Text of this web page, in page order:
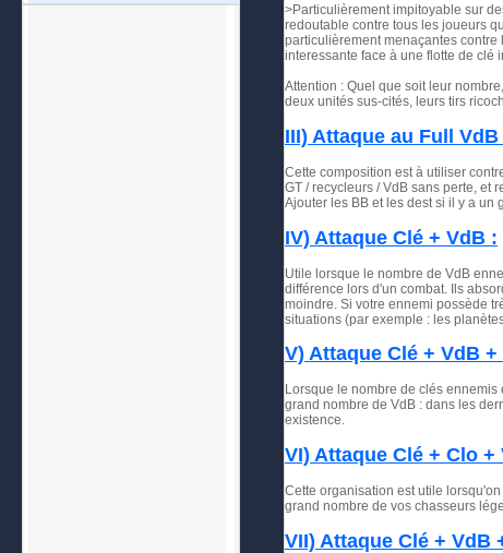
>Particulièrement impitoyable sur
redoutable contre tous les joueurs
particulièrement menaçantes
interessante face à une flotte de clé
Attention : Quel que soit leur
deux unités sus-cités, leurs tirs
III) Attaque au Full VdB
Cette composition est à utiliser
GT / recycleurs / VdB sans perte, et
Ajouter les BB et les dest si il y a un
IV) Attaque Clé + VdB :
Utile lorsque le nombre de VdB
différence lors d'un combat. Ils
moindre. Si votre ennemi possède
situations (par exemple : les
V) Attaque Clé + VdB
Lorsque le nombre de clés
grand nombre de VdB : dans les
existence.
VI) Attaque Clé + Clo +
Cette organisation est utile
grand nombre de vos chasseurs
VII) Attaque Clé + VdB